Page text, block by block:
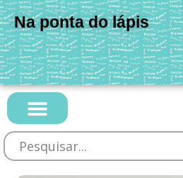
Na ponta do lápis